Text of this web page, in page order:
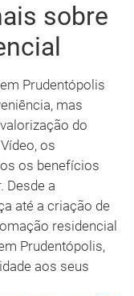
sobre
Prudentópolis
mas
do
os
os benefícios
Desde a
até a criação de
residencial
Prudentópolis,
aos seus